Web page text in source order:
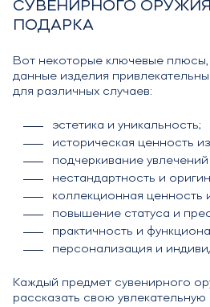
СУВЕНИРНОГО
ПОДАРКА
Вот некоторые ключевые
данные изделия
для различных случаев:
эстетика и уникальность;
историческая ценность
подчеркивание
нестандартность и
коллекционная ценность
повышение статуса и
практичность и
персонализация и
Каждый предмет сувенирного
рассказать свою